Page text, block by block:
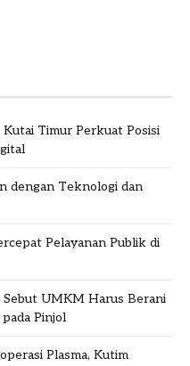
Timur Perkuat Posisi
dengan Teknologi dan
Pelayanan Publik di
UMKM Harus Berani
Pinjol
Plasma, Kutim